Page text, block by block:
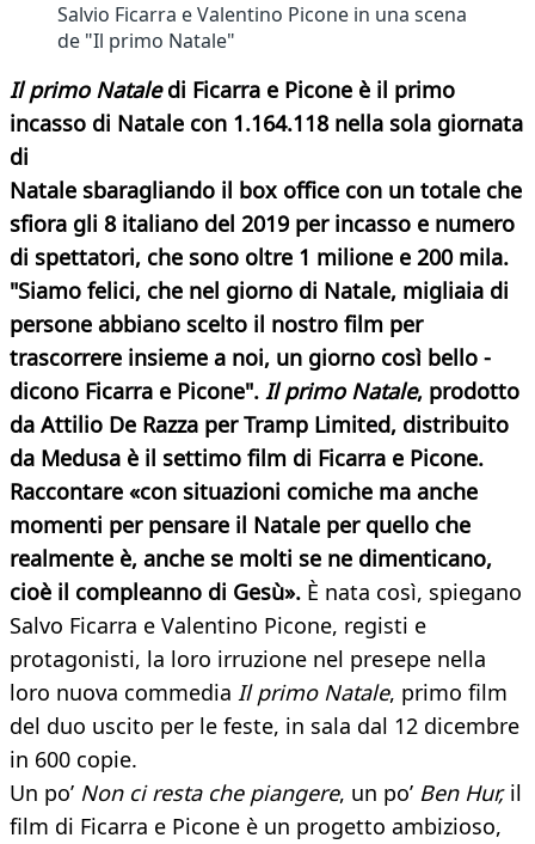
Salvio Ficarra e Valentino Picone in una scena
de "Il primo Natale"
Il primo Nataledi Ficarra e Picone è il primo
incasso di Natale con 1.164.118 nella sola giornata
di
Natale sbaragliando il box office con un totale che
sfiora gli 8 italiano del 2019 per incasso e numero
di spettatori, che sono oltre 1 milione e 200 mila.
"Siamo felici, che nel giorno di Natale, migliaia di
persone abbiano scelto il nostro film per
trascorrere insieme a noi, un giorno così bello -
dicono Ficarra e Picone". Il primo Natale, prodotto
da Attilio De Razza per Tramp Limited, distribuito
da Medusa è il settimo film di Ficarra e Picone.
Raccontare «con situazioni comiche ma anche
momenti per pensare il Natale per quello che
realmente è, anche se molti se ne dimenticano,
cioè il compleanno di Gesù». È nata così, spiegano
Salvo Ficarra e Valentino Picone, registi e
protagonisti, la loro irruzione nel presepe nella
loro nuova commedia Il primo Natale, primo film
del duo uscito per le feste, in sala dal 12 dicembre
in 600 copie.
Un po’ Non ci resta che piangere, un po’ Ben Hur,il
film di Ficarra e Picone è un progetto ambizioso,